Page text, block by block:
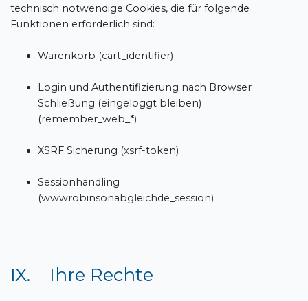
technisch notwendige Cookies, die für folgende
Funktionen erforderlich sind:
Warenkorb (cart_identifier)
Login und Authentifizierung nach Browser
Schließung (eingeloggt bleiben)
(remember_web_*)
XSRF Sicherung (xsrf-token)
Sessionhandling
(wwwrobinsonabgleichde_session)
IX. Ihre Rechte